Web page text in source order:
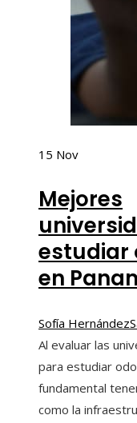
15 Nov
Mejores
estudiar
en
Sofía Hernández
Al evaluar las
para estudiar
fundamental
como la